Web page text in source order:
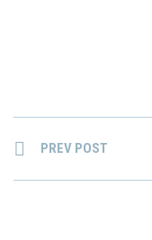
PREV POST